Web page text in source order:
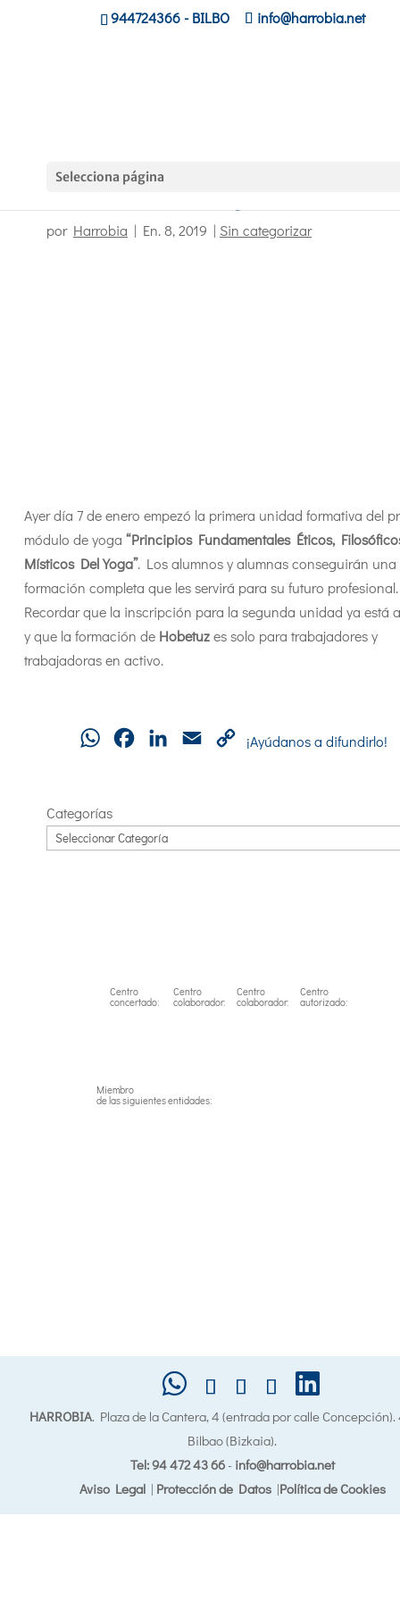
944724366- BILBO info@harrobia.net
Selecciona página
por Harrobia | En. 8, 2019 | Sin categorizar
Ayer día 7 de enero empezó la primera unidad formativa del
módulo de yoga “Principios Fundamentales Éticos,
Místicos Del Yoga”. Los alumnos y alumnas conseguirán una
formación completa que les servirá para su futuro profesional.
Recordar que la inscripción para la segunda unidad ya está
y que la formación de Hobetuzes solo para trabajadores y
trabajadoras en activo.
WhatsAppFacebookLinkedInEmail
Copy
¡Ayúdanos a difundirlo!
Categorías
Centro
concertado:
Centro
colaborador:
Centro
colaborador:
Centro
autorizado:
Miembro
de las siguientes entidades:
HARROBIA. Plaza de la Cantera, 4 (entrada por calle
Bilbao (Bizkaia).
Tel: 94 472 43 66- info@harrobia.net
Aviso Legal| Protección de Datos|Política de Cookies